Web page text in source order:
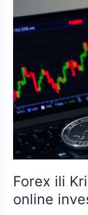
Forex ili
online